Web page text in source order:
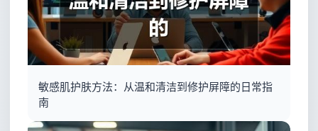
敏感肌护肤方法：从温和清洁到修护屏障的日常指
南